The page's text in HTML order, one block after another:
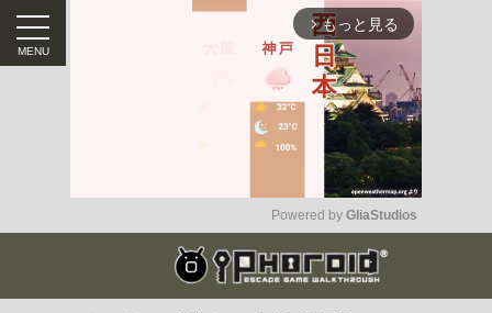
arrow_forward_ios もっと見る
Mute
Powered by GliaStudios